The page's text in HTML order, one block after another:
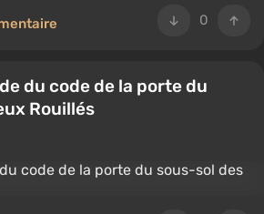
0
du code de la porte du
Rouillés